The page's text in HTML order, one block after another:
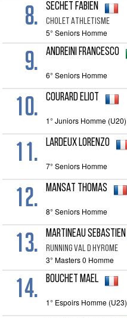
8. SECHET Fabien
CHOLET ATHLETISME
5° Seniors Homme
9. ANDREINI Francesco
6° Seniors Homme
10. COURARD Eliot
1° Juniors Homme (U20)
11. LARDEUX Lorenzo
7° Seniors Homme
12. MANSAT Thomas
8° Seniors Homme
13. MARTINEAU Sebastien
RUNNING VAL D HYROME
3° Masters 0 Homme
14. BOUCHET Mael
1° Espoirs Homme (U23)